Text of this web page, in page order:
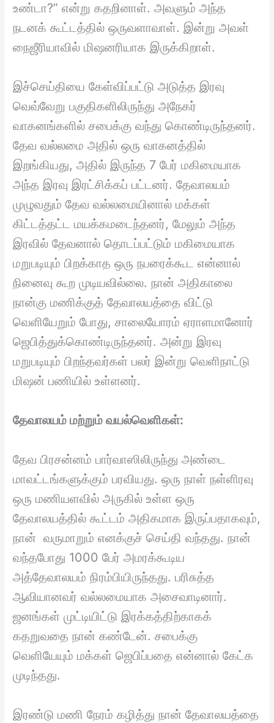
உண்டா?” என்று கதறினாள். அவளும் அந்த
நடனக் கூட்டத்தில் ஒருவளாவாள். இன்று அவள்
நைஜீரியாவில் மிஷனரியாக இருக்கிறாள்.
இச்செய்தியை கேள்விப்பட்டு அடுத்த இரவு
வெவ்வேறு பகுதிகளிலிருந்து அநேகர்
வாகனங்களில் சபைக்கு வந்து கொண்டிருந்தனர்.
தேவ வல்லமை அதில் ஒரு வாகனத்தில்
இறங்கியது, அதில் இருந்த 7 பேர் மகிமையாக
அந்த இரவு இரட்சிக்கப் பட்டனர். தேவாலயம்
முழுவதும் தேவ வல்லமையினால் மக்கள்
கிட்டத்தட்ட மயக்கமடைந்தனர், மேலும் அந்த
இரவில் தேவனால் தொடப்பட்டும் மகிமையாக
மறுபடியும் பிறக்காத ஒரு நபரைக்கூட என்னால்
நினைவு கூற முடியவில்லை. நான் அதிகாலை
நான்கு மணிக்குத் தேவாலயத்தை விட்டு
வெளியேறும் போது, சாலையோரம் ஏராளமானோர்
ஜெபித்துக்கொண்டிருந்தனர். அன்று இரவு
மறுபடியும் பிறந்தவர்கள் பலர் இன்று வெளிநாட்டு
மிஷன் பணியில் உள்ளனர்.
தேவாலயம் மற்றும் வயல்வெளிகள்:
தேவ பிரசன்னம் பார்வாஸிலிருந்து அண்டை
மாவட்டங்களுக்கும் பரவியது. ஒரு நாள் நள்ளிரவு
ஒரு மணியளவில் அருகில் உள்ள ஒரு
தேவாலயத்தில் கூட்டம் அதிகமாக இருப்பதாகவும்,
நான் வருமாறும் எனக்குச் செய்தி வந்தது. நான்
வந்தபோது 1000 பேர் அமரக்கூடிய
அத்தேவாலயம் நிரம்பியிருந்தது. பரிசுத்த
ஆவியானவர் வல்லமையாக அசைவாடினார்.
ஜனங்கள் முட்டியிட்டு இரக்கத்திற்காகக்
கதறுவதை நான் கண்டேன். சபைக்கு
வெளியேயும் மக்கள் ஜெபிப்பதை என்னால் கேட்க
முடிந்தது.
இரண்டு மணி நேரம் கழித்து நான் தேவாலயத்தை